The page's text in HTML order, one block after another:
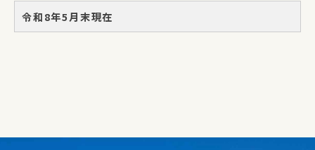
令和8年5月末現在